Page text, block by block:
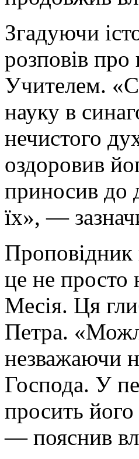
Згадуючи
розповів про
Учителем.
науку в
нечистого
оздоровив
приносив до
їх», —
це не просто
Месія. Ця
Петра.
незважаючи
Господа. У
просить його
— пояснив